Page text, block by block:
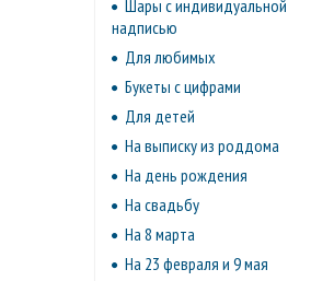
Шары с индивидуальной
надписью
Для любимых
Букеты с цифрами
Для детей
На выписку из роддома
На день рождения
На свадьбу
На 8 марта
На 23 февраля и 9 мая